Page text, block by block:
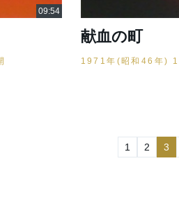
献血の町
1971年(昭和46年)
1 2 3